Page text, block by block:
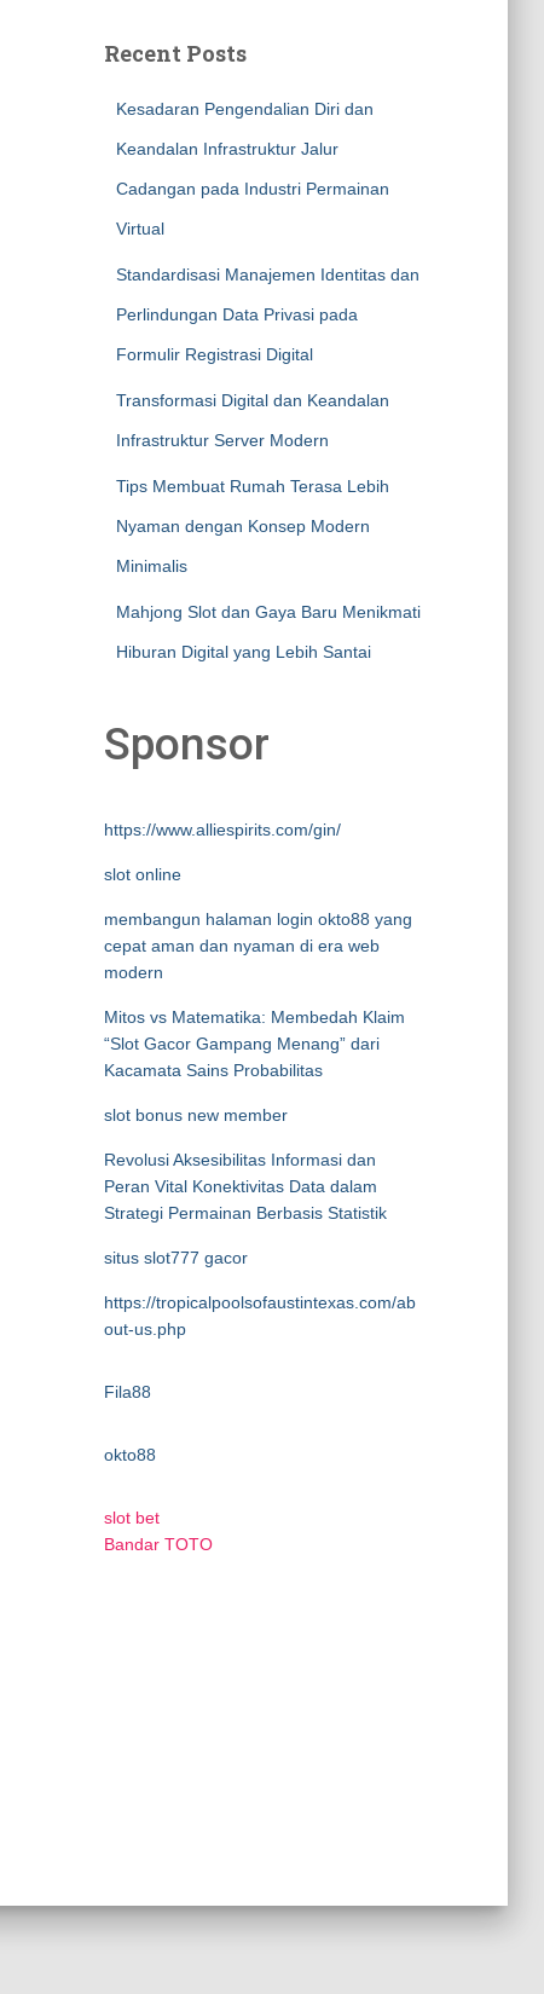
Recent Posts
Kesadaran Pengendalian Diri dan
Keandalan Infrastruktur Jalur
Cadangan pada Industri Permainan
Virtual
Standardisasi Manajemen Identitas dan
Perlindungan Data Privasi pada
Formulir Registrasi Digital
Transformasi Digital dan Keandalan
Infrastruktur Server Modern
Tips Membuat Rumah Terasa Lebih
Nyaman dengan Konsep Modern
Minimalis
Mahjong Slot dan Gaya Baru Menikmati
Hiburan Digital yang Lebih Santai
Sponsor
https://www.alliespirits.com/gin/
slot online
membangun halaman login okto88 yang
cepat aman dan nyaman di era web
modern
Mitos vs Matematika: Membedah Klaim
“Slot Gacor Gampang Menang” dari
Kacamata Sains Probabilitas
slot bonus new member
Revolusi Aksesibilitas Informasi dan
Peran Vital Konektivitas Data dalam
Strategi Permainan Berbasis Statistik
situs slot777 gacor
https://tropicalpoolsofaustintexas.com/ab
out-us.php
Fila88
okto88
slot bet
Bandar TOTO